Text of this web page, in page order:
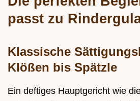
passt zu
Klassische
Klößen bis Spätzle
Ein deftiges Hauptgericht wie